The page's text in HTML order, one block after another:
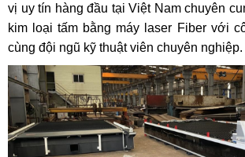
vị uy tín hàng đầu tại Việt Nam chuyên
kim loại tấm bằng máy laser Fiber với
cùng đội ngũ kỹ thuật viên chuyên nghiệp.